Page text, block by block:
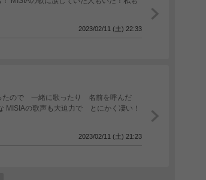
2023/02/11 (土) 22:33
たので 一緒に歌ったり 名前を呼んだ
の歌声も大迫力で とにかく凄い！
2023/02/11 (土) 21:23